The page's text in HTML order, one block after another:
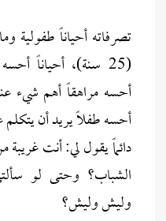
تصرفاته أحياناً طفولية
(25 سنة)، أحياناً
أحسه مراهقاً أهم شيء
أحسه طفلاً يريد أن
دائماً يقول لي: أنت غريبة
الشباب؟ وحتى لو
وليش وليش؟